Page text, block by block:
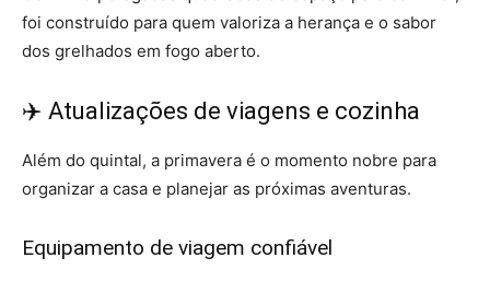
foi construído para quem valoriza a herança e o sabor
dos grelhados em fogo aberto.
✈️ Atualizações de viagens e cozinha
Além do quintal, a primavera é o momento nobre para
organizar a casa e planejar as próximas aventuras.
Equipamento de viagem confiável